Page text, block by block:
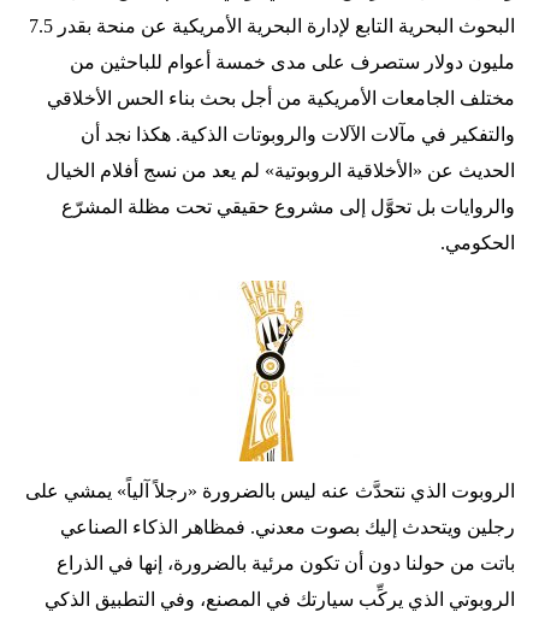
البحوث البحرية التابع لإدارة البحرية الأمريكية عن منحة بقدر 7.5
مليون دولار ستصرف على مدى خمسة أعوام للباحثين من
مختلف الجامعات الأمريكية من أجل بحث بناء الحس الأخلاقي
والتفكير في مآلات الآلات والروبوتات الذكية. هكذا نجد أن
الحديث عن «الأخلاقية الروبوتية» لم يعد من نسج أفلام الخيال
والروايات بل تحوَّل إلى مشروع حقيقي تحت مظلة المشرّع
الحكومي.
الروبوت الذي نتحدَّث عنه ليس بالضرورة «رجلاً آلياً» يمشي على
رجلين ويتحدث إليك بصوت معدني. فمظاهر الذكاء الصناعي
باتت من حولنا دون أن تكون مرئية بالضرورة، إنها في الذراع
الروبوتي الذي يركِّب سيارتك في المصنع، وفي التطبيق الذكي